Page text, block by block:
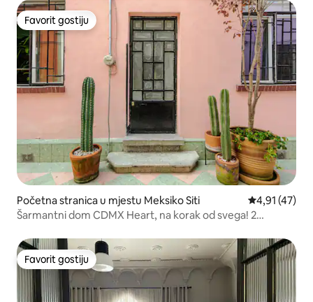
Favorit gostiju
Favorit gostiju
Početna stranica u mjestu Meksiko Siti prosječna
4,91 (47)
Šarmantni dom CDMX Heart, na korak od svega! 2
Favorit gostiju
Favorit gostiju